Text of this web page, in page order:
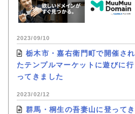
2023/09/10
栃木市・嘉右衛門町で開催され
たテンプルマーケットに遊びに行
ってきました
2023/02/12
群馬・桐生の吾妻山に登ってき